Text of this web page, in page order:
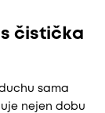
čistička
sama
nejen dobu